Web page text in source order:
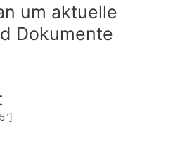
um aktuelle
Dokumente